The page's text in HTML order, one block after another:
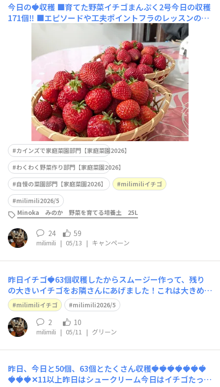
今日の🍓収穫 ■育てた野菜イチゴまんぷく2号今日の収穫
171個‼️ ■エピソードや工夫ポイントフラのレッスンのお
やつ🍓バームクーヘンミルフィーユと たくさん食べて貰
うため、タッパーにたくさんイチゴを詰めました！そして
父にイチゴいっぱいのスムージーとパックにたくさんのイ
チゴ🍓🍓🍓🍓🍓今日のイチゴ
カインズで家庭菜園部門【家庭菜園2026】
わくわく野菜作り部門【家庭菜園2026】
自慢の菜園部門【家庭菜園2026】
milimiliイチゴ
milimili2026/5
Minoka みのか 野菜を育てる培養土 25L
24 59
milimili | 05/13 | キャンペーン
昨日イチゴ🍓63個収穫したからスムージー作って、残り
の大きいイチゴをお隣さんにあげました！これは大きめの
パックです↑お隣さんは息子さん家族の家と離れにおじい
さんとおばあさんが住んでいます。ピンポン鳴らして出て
きた人(おばあさん)にイチゴ🍓渡したんだけど…今朝、奥
さんと挨拶した時、イチゴの話題にならな
milimiliイチゴ milimili2026/5
2 10
milimili | 05/11 | グリーン
昨日、今日と50個、63個とたくさん収穫🍓🍓🍓🍓🍓🍓🍓
🍓🍓🍓✕11以上昨日はシュークリーム今日はイチゴたっぷ